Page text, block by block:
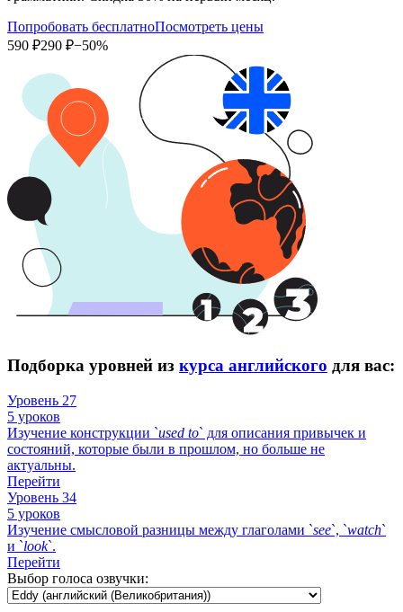
Попробовать бесплатноПосмотреть цены
590 ₽290 ₽−50%
Подборка уровней из курса английского для вас:
Уровень 27
5 уроков
Изучение конструкции `used to` для описания привычек и
состояний, которые были в прошлом, но больше не
актуальны.
Перейти
Уровень 34
5 уроков
Изучение смысловой разницы между глаголами `see`, `watch`
и `look`.
Перейти
Выбор голоса озвучки: